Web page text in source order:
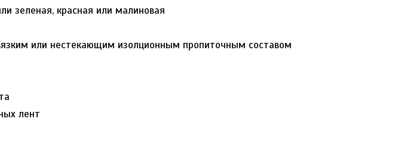
зеленая, красная или малиновая
или нестекающим изолционным пропиточным составом
лент